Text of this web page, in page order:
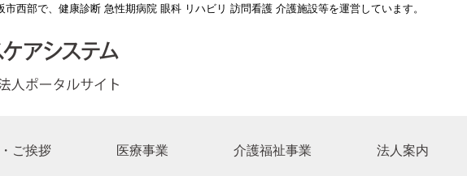
西部で、健康診断 急性期病院 眼科 リハビリ 訪問看護 介護施設等を運営しています。
ご挨拶 医療事業 介護福祉事業 法人案内